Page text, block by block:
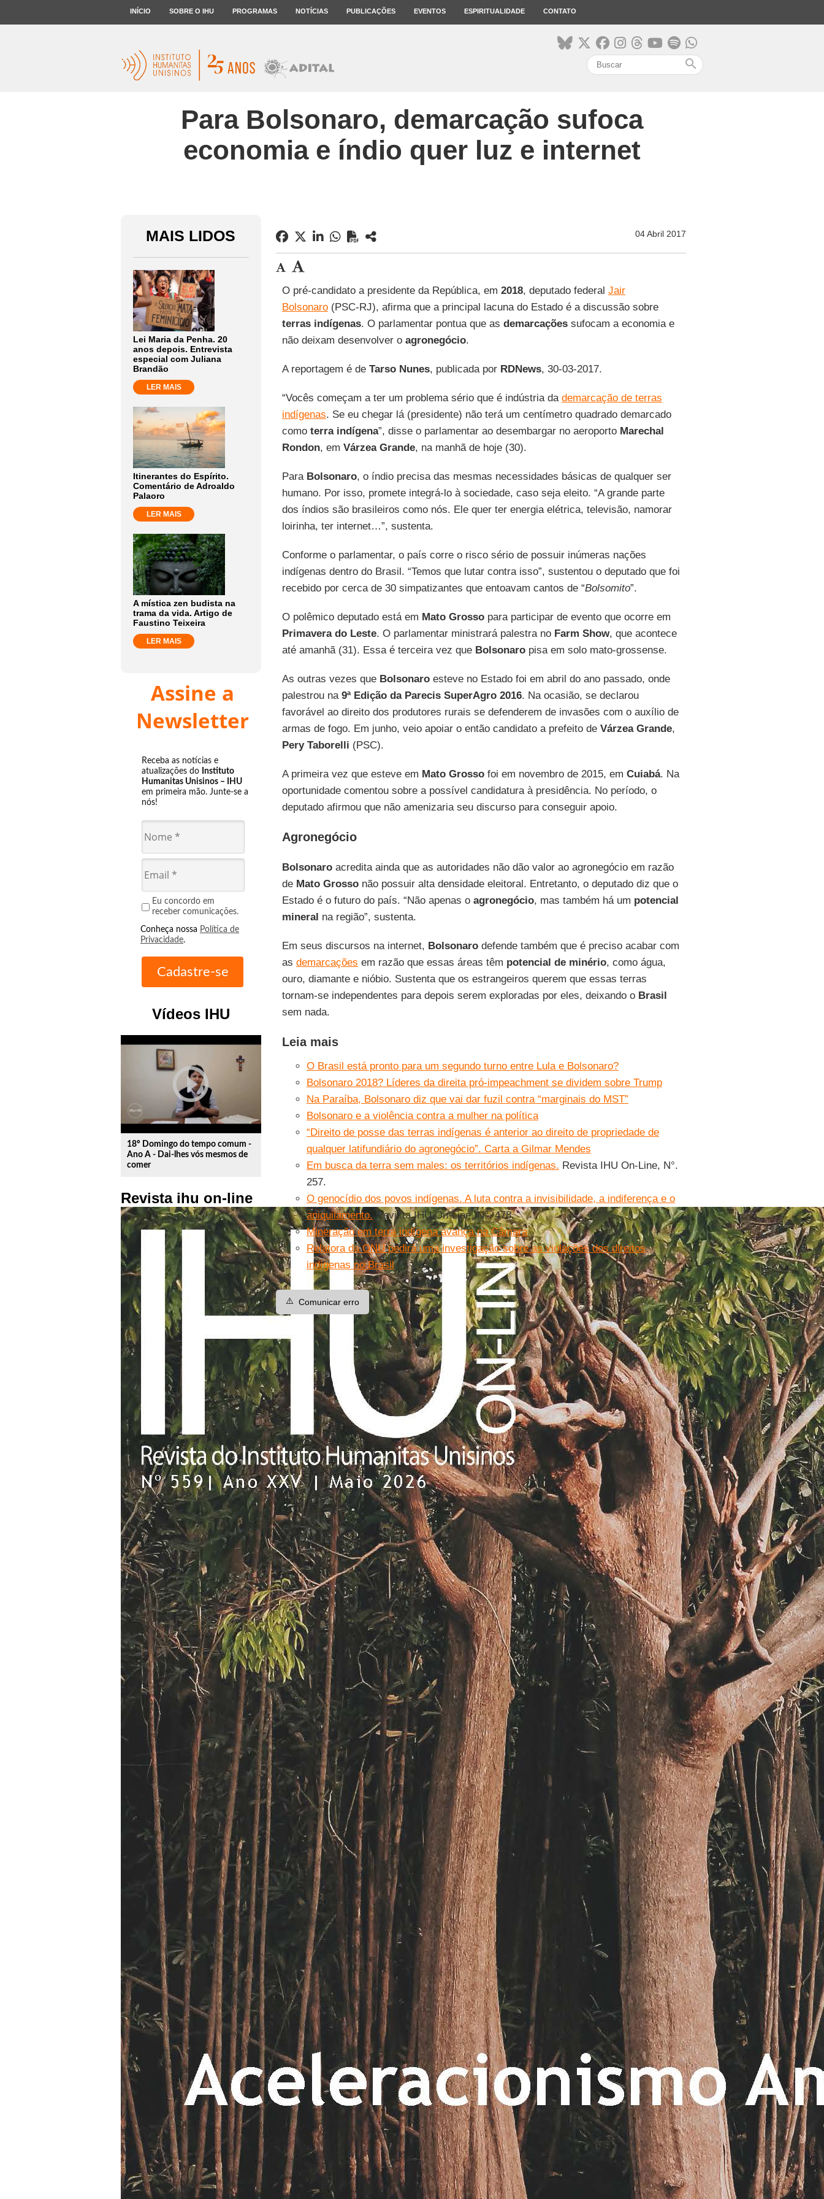
INÍCIO SOBRE O IHU PROGRAMAS NOTÍCIAS PUBLICAÇÕES EVENTOS ESPIRITUALIDADE CONTATO
search
Para Bolsonaro, demarcação sufoca
economia e índio quer luz e internet
MAIS LIDOS
Lei Maria da Penha. 20
anos depois. Entrevista
especial com Juliana
Brandão
LER MAIS
Itinerantes do Espírito.
Comentário de Adroaldo
Palaoro
LER MAIS
A mística zen budista na
trama da vida. Artigo de
Faustino Teixeira
LER MAIS
Assine a
Newsletter
Receba as notícias e
atualizações do Instituto
Humanitas Unisinos – IHU
em primeira mão. Junte-se a
nós!
Eu concordo em
receber comunicações.
Conheça nossa Política de
Privacidade.
Vídeos IHU
play_circle_outline
18º Domingo do tempo comum -
Ano A - Dai-lhes vós mesmos de
comer
Revista ihu on-line
04 Abril 2017
O pré-candidato a presidente da República, em 2018, deputado federal Jair
Bolsonaro(PSC-RJ), afirma que a principal lacuna do Estado é a discussão sobre
terras indígenas. O parlamentar pontua que as demarcaçõessufocam a economia e
não deixam desenvolver o agronegócio.
A reportagem é de Tarso Nunes, publicada por RDNews, 30-03-2017.
“Vocês começam a ter um problema sério que é indústria da demarcação de terras
indígenas. Se eu chegar lá (presidente) não terá um centímetro quadrado demarcado
como terra indígena”, disse o parlamentar ao desembargar no aeroporto Marechal
Rondon, em Várzea Grande, na manhã de hoje (30).
ParaBolsonaro, o índio precisa das mesmas necessidades básicas de qualquer ser
humano. Por isso, promete integrá-lo à sociedade, caso seja eleito. “A grande parte
dos índios são brasileiros como nós. Ele quer ter energia elétrica, televisão, namorar
loirinha, ter internet…”, sustenta.
Conforme o parlamentar, o país corre o risco sério de possuir inúmeras nações
indígenas dentro do Brasil. “Temos que lutar contra isso”, sustentou o deputado que foi
recebido por cerca de 30 simpatizantes que entoavam cantos de “Bolsomito”.
O polêmico deputado está em Mato Grossopara participar de evento que ocorre em
Primavera do Leste. O parlamentar ministrará palestra no Farm Show, que acontece
até amanhã (31). Essa é terceira vez queBolsonaropisa em solo mato-grossense.
As outras vezes que Bolsonaroesteve no Estado foi em abril do ano passado, onde
palestrou na 9ª Edição da Parecis SuperAgro 2016. Na ocasião, se declarou
favorável ao direito dos produtores rurais se defenderem de invasões com o auxílio de
armas de fogo. Em junho, veio apoiar o então candidato a prefeito deVárzea Grande,
Pery Taborelli (PSC).
A primeira vez que esteve em Mato Grossofoi em novembro de 2015, em Cuiabá. Na
oportunidade comentou sobre a possível candidatura à presidência. No período, o
deputado afirmou que não amenizaria seu discurso para conseguir apoio.
Agronegócio
Bolsonaroacredita ainda que as autoridades não dão valor ao agronegócio em razão
de Mato Grossonão possuir alta densidade eleitoral. Entretanto, o deputado diz que o
Estado é o futuro do país. “Não apenas o agronegócio, mas também há um potencial
mineral na região”, sustenta.
Em seus discursos na internet, Bolsonarodefende também que é preciso acabar com
as demarcações em razão que essas áreas têm potencial de minério, como água,
ouro, diamante e nióbio. Sustenta que os estrangeiros querem que essas terras
tornam-se independentes para depois serem exploradas por eles, deixando o Brasil
sem nada.
Leia mais
O Brasil está pronto para um segundo turno entre Lula e Bolsonaro?
Bolsonaro 2018? Líderes da direita pró-impeachment se dividem sobre Trump
Na Paraíba, Bolsonaro diz que vai dar fuzil contra “marginais do MST”
Bolsonaro e a violência contra a mulher na política
“Direito de posse das terras indígenas é anterior ao direito de propriedade de
qualquer latifundiário do agronegócio”. Carta a Gilmar Mendes
Em busca da terra sem males: os territórios indígenas. Revista IHU On-Line, N°.
257.
O genocídio dos povos indígenas. A luta contra a invisibilidade, a indiferença e o
aniquilamento. Revista IHU On-Line, N°. 478.
Mineração em terra indígena avança na Câmara
Relatora da ONU pedirá uma investigação sobre as violações dos direitos
indígenas no Brasil
⚠️ Comunicar erro